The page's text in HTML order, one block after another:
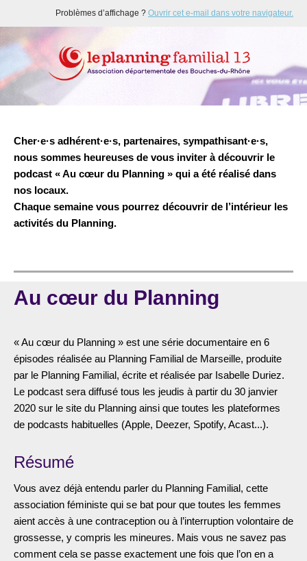
Problèmes d’affichage ? Ouvrir cet e-mail dans votre navigateur.
Cher·e·s adhérent·e·s, partenaires, sympathisant·e·s,
nous sommes heureuses de vous inviter à découvrir le
podcast « Au cœur du Planning » qui a été réalisé dans
nos locaux.
Chaque semaine vous pourrez découvrir de l’intérieur les
activités du Planning.
Au cœur du Planning
« Au cœur du Planning » est une série documentaire en 6
épisodes réalisée au Planning Familial de Marseille, produite
par le Planning Familial, écrite et réalisée par Isabelle Duriez.
Le podcast sera diffusé tous les jeudis à partir du 30 janvier
2020 sur le site du Planning ainsi que toutes les plateformes
de podcasts habituelles (Apple, Deezer, Spotify, Acast...).
Résumé
Vous avez déjà entendu parler du Planning Familial, cette
association féministe qui se bat pour que toutes les femmes
aient accès à une contraception ou à l’interruption volontaire de
grossesse, y compris les mineures. Mais vous ne savez pas
comment cela se passe exactement une fois que l’on en a